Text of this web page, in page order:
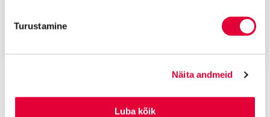
Turustamine
Näita andmeid
Luba kõik
Traditsioonid on väärtuslikud ja järjepidevus on jõud.